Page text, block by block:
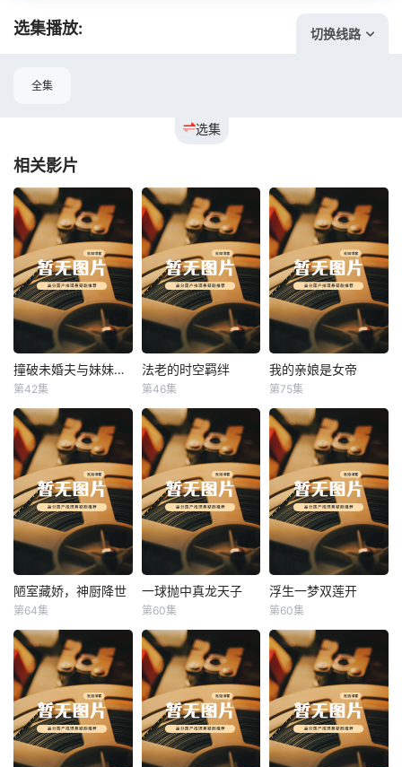
选集播放: 切换线路
选集
全集
相关影片
撞破未婚夫与妹妹打野战 撞破未婚夫与妹妹打野战
第42集
法老的时空羁绊
法老的时空羁绊
第46集
我的亲娘是女帝
我的亲娘是女帝
第75集
陋室藏娇，神厨降世
陋室藏娇，神厨降世
第64集
一球抛中真龙天子
一球抛中真龙天子
第60集
浮生一梦双莲开
浮生一梦双莲开
第60集